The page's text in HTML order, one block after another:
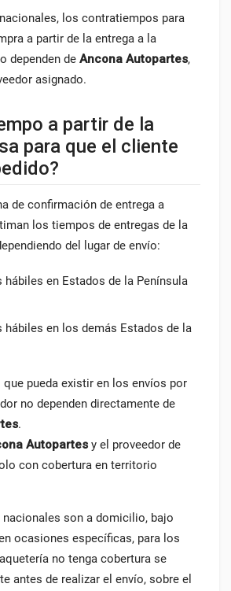
los contratiempos para
a partir de la entrega a la
dependen de Ancona Autopartes,
asignado.
a partir de la
para que el cliente
de confirmación de entrega a
los tiempos de entregas de la
del lugar de envío:
hábiles en Estados de la Península
hábiles en los demás Estados de la
pueda existir en los envíos por
no dependen directamente de
.
Autopartes y el proveedor de
con cobertura en territorio
son a domicilio, bajo
ocasiones específicas, para los
no tenga cobertura se
antes de realizar el envío, sobre el